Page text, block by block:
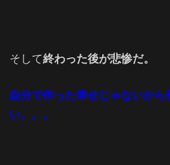
そして終わった後が悲惨だ。
自分で作った幸せじゃないから
い。。。